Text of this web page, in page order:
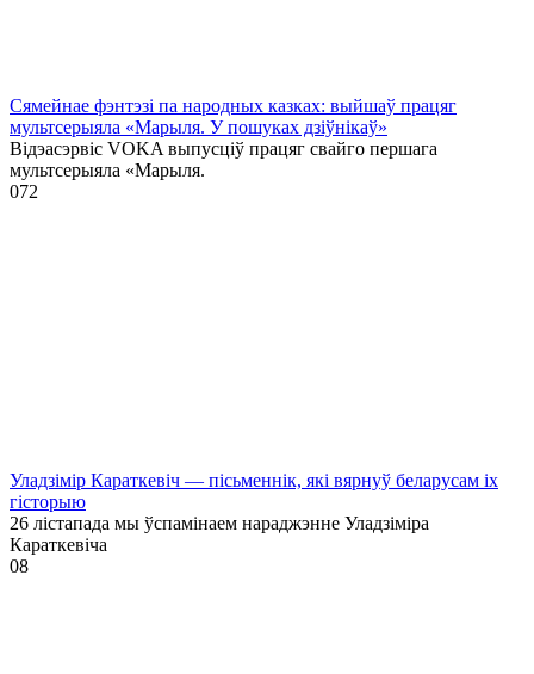
Сямейнае фэнтэзі па народных казках: выйшаў працяг
мультсерыяла «Марыля. У пошуках дзіўнікаў»
Відэасэрвіс VOKA выпусціў працяг свайго першага
мультсерыяла «Марыля.
072
Уладзімір Караткевіч — пісьменнік, які вярнуў беларусам іх
гісторыю
26 лістапада мы ўспамінаем нараджэнне Уладзіміра
Караткевіча
08